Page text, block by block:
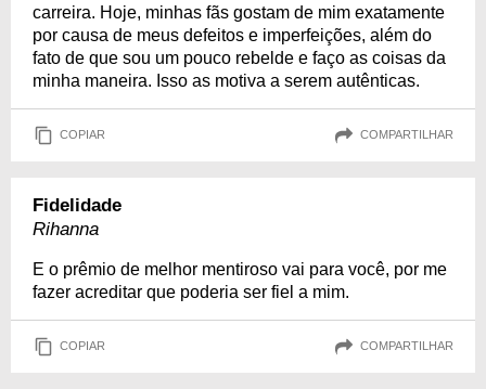
carreira. Hoje, minhas fãs gostam de mim exatamente
por causa de meus defeitos e imperfeições, além do
fato de que sou um pouco rebelde e faço as coisas da
minha maneira. Isso as motiva a serem autênticas.
COPIAR COMPARTILHAR
Fidelidade
Rihanna
E o prêmio de melhor mentiroso vai para você, por me
fazer acreditar que poderia ser fiel a mim.
COPIAR COMPARTILHAR